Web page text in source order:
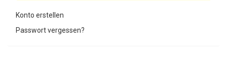
Konto erstellen
Passwort vergessen?